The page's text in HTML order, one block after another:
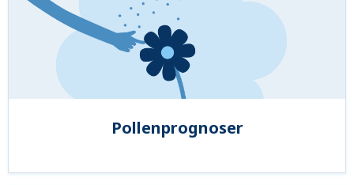
Pollenprognoser